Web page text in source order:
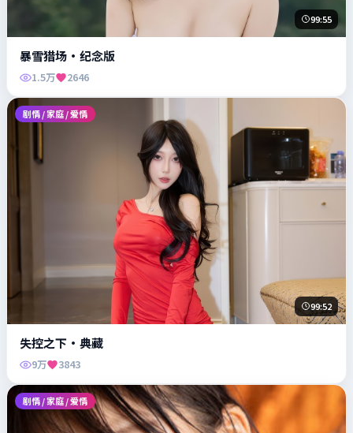
99:55
暴雪猎场·纪念版
1.5万 2646
剧情 / 家庭 / 爱情
99:52
失控之下·典藏
9万 3843
剧情 / 家庭 / 爱情